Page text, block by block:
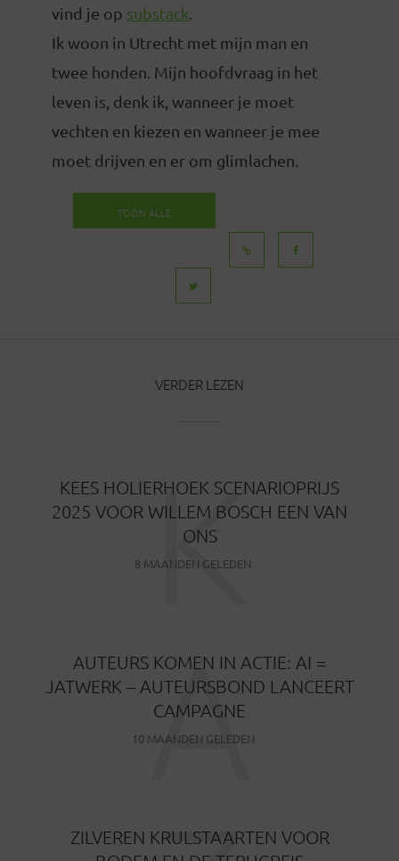
vind je op substack
Ik woon in Utrecht met mijn man en
twee honden. Mijn hoofdvraag in het
leven is, denk ik, wanneer je moet
vechten en kiezen en wanneer je mee
moet drijven en er om glimlachen.
TOON ALLE
VERDER LEZEN
KEES HOLIERHOEK SCENARIOPRIJS
2025 VOOR WILLEM BOSCH EEN VAN
ONS
8 MAANDEN GELEDEN
K
AUTEURS KOMEN IN ACTIE: AI =
JATWERK – AUTEURSBOND LANCEERT
CAMPAGNE
10 MAANDEN GELEDEN
A
ZILVEREN KRULSTAARTEN VOOR